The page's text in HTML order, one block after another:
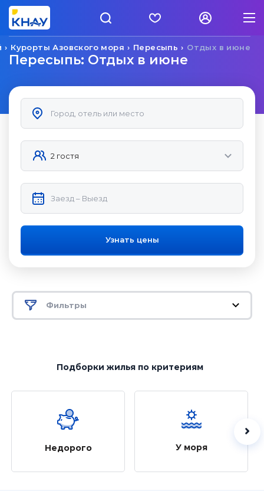
Отдых в июне
Пересыпь
Курорты Азовского моря
Пересыпь: Отдых в июне
Узнать цены
Фильтры
Подборки жильяпо критериям
Недорого У моря